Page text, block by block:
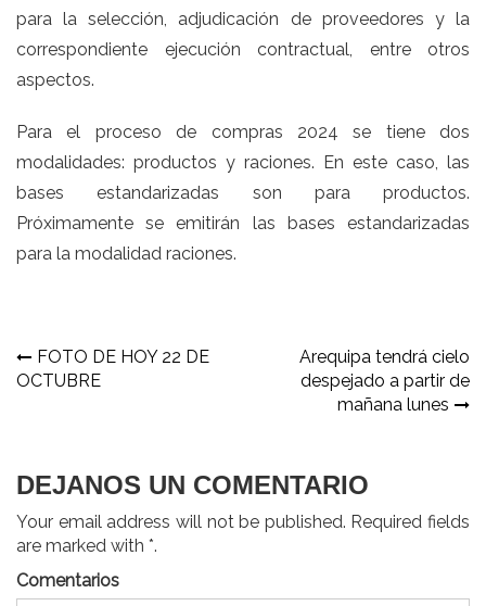
para la selección, adjudicación de proveedores y la
correspondiente ejecución contractual, entre otros
aspectos.
Para el proceso de compras 2024 se tiene dos
modalidades: productos y raciones. En este caso, las
bases estandarizadas son para productos.
Próximamente se emitirán las bases estandarizadas
para la modalidad raciones.
Navegación
de
FOTO DE HOY 22 DE
OCTUBRE
Arequipa tendrá cielo
despejado a partir de
mañana lunes
DEJANOS UN COMENTARIO
Your email address will not be published. Required fields
are marked with *.
Comentarios